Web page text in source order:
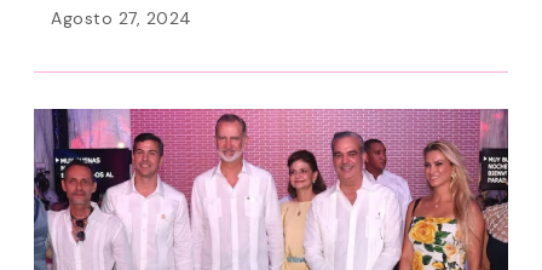
Agosto 27, 2024